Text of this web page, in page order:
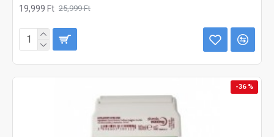
19,999 Ft 25,999 Ft
-36 %